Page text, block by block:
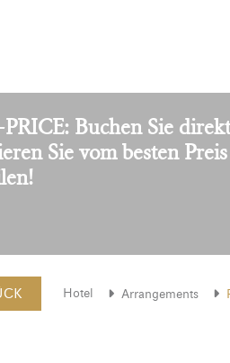
PRICE: Buchen Sie
Sie vom besten
Hotel Arrangements